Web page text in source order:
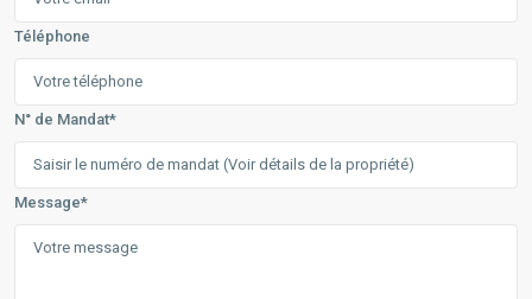
Téléphone
N° de Mandat*
Message*